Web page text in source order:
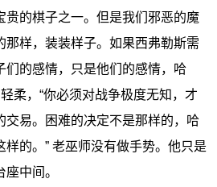
贵的棋子之一。但是我们邪恶的魔
那样，装装样子。如果西弗勒斯需
们的感情，只是他们的感情，哈
柔，“你必须对战争极度无知，才
交易。困难的决定不是那样的，哈
的。” 老巫师没有做手势。他只是
中间。